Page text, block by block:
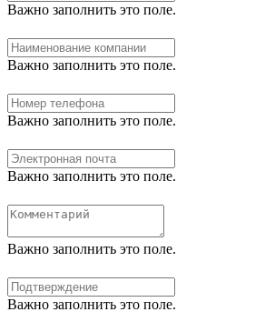
Важно заполнить это поле.
Важно заполнить это поле.
Важно заполнить это поле.
Важно заполнить это поле.
Важно заполнить это поле.
Важно заполнить это поле.